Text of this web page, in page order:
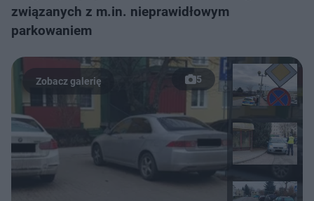
związanych z m.in. nieprawidłowym
parkowaniem
5